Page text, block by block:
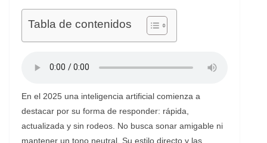
Tabla de contenidos
En el 2025 una inteligencia artificial comienza a
destacar por su forma de responder: rápida,
actualizada y sin rodeos. No busca sonar amigable ni
mantener un tono neutral. Su estilo directo y las